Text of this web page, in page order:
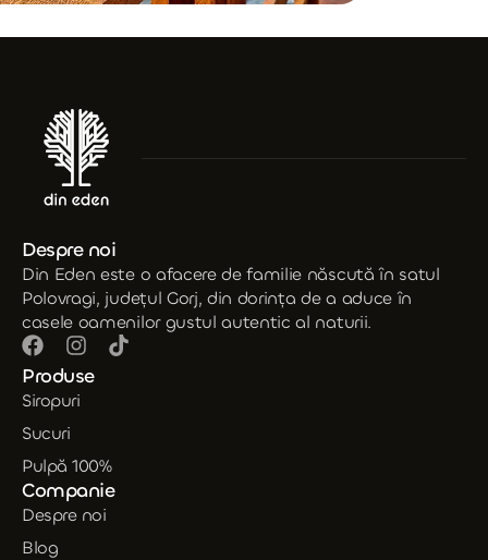
Despre noi
Din Eden este o afacere de familie născută în satul
Polovragi, județul Gorj, din dorința de a aduce în
casele oamenilor gustul autentic al naturii.
Produse
Siropuri
Sucuri
Pulpă 100%
Companie
Despre noi
Blog